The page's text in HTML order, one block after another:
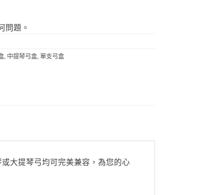
問題。
, 中提琴弓盒,單支弓盒
大提琴弓均可完美兼容，為您的心